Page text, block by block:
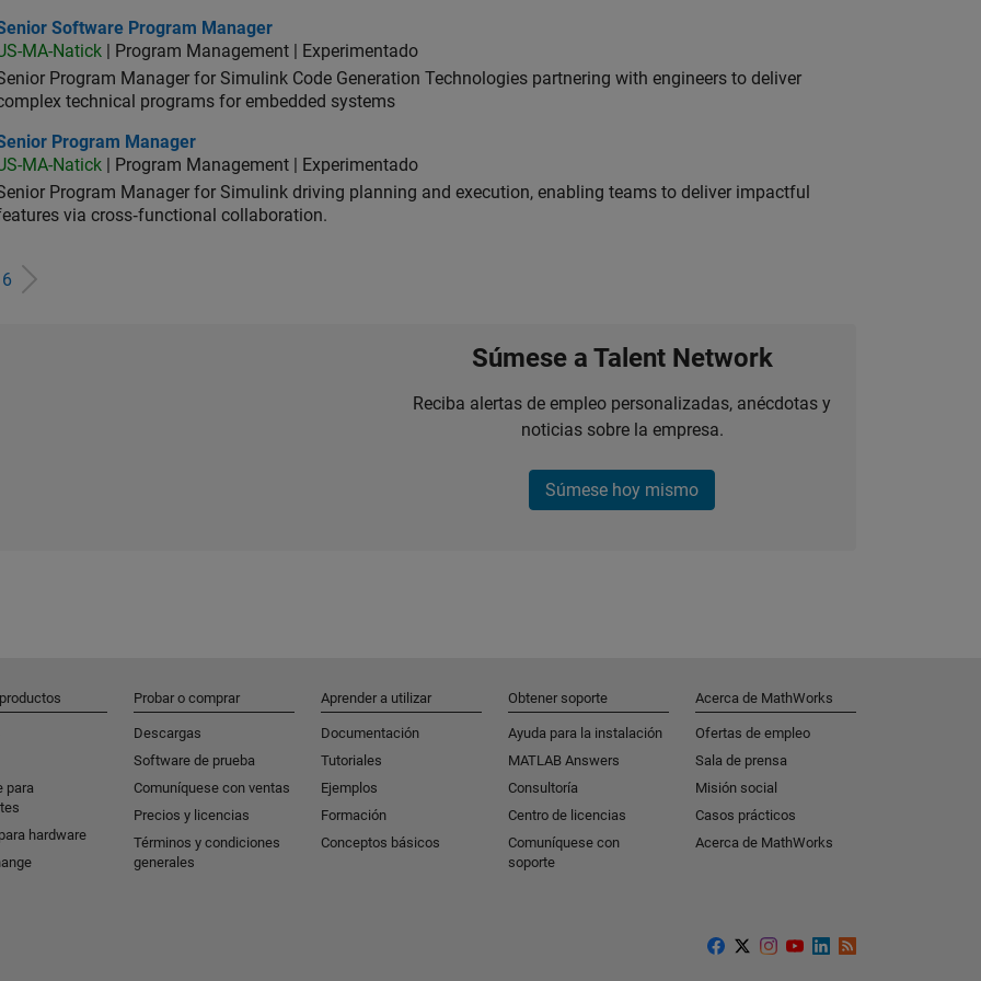
Software Program Manager
Software Program Manager
MA-Natick | Program Management | Experimentado
Program Manager for Simulink Code Generation Technologies partnering with engineers to deliver
technical programs for embedded systems
Program Manager
Program Manager
MA-Natick | Program Management | Experimentado
Program Manager for Simulink driving planning and execution, enabling teams to deliver impactful
via cross‑functional collaboration.
6
Súmese a Talent Network
Reciba alertas de empleo personalizadas, anécdotas y
noticias sobre la empresa.
Súmese hoy mismo
para
hardware
Probar o comprar
Descargas
Software de prueba
Comuníquese con ventas
Precios y licencias
Términos y condiciones
generales
Aprender a utilizar
Documentación
Tutoriales
Ejemplos
Formación
Conceptos básicos
Obtener soporte
Ayuda para la instalación
MATLAB Answers
Consultoría
Centro de licencias
Comuníquese con
soporte
Acerca de MathWorks
Ofertas de empleo
Sala de prensa
Misión social
Casos prácticos
Acerca de MathWorks